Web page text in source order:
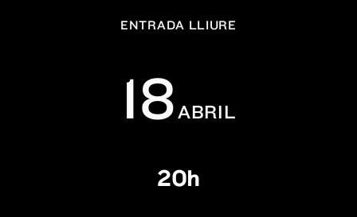
ENTRADA LLIURE
18ABRIL
20h